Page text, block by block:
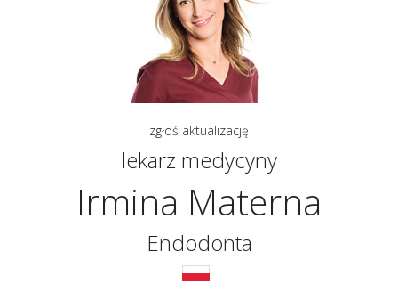
zgłoś aktualizację
lekarz medycyny
Irmina Materna
Endodonta